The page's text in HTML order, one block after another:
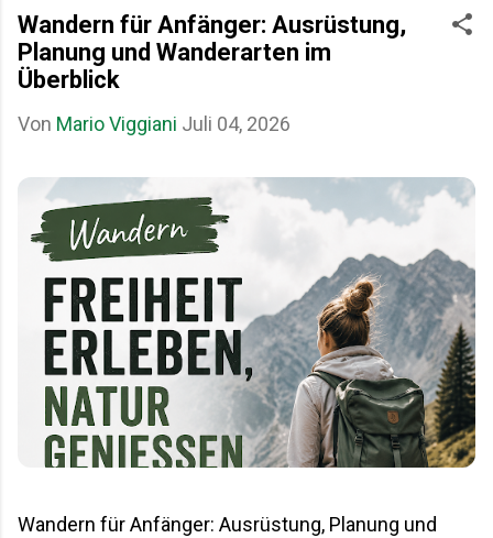
Wandern für Anfänger: Ausrüstung,
Planung und Wanderarten im
Überblick
Von Mario Viggiani Juli 04, 2026
Wandern für Anfänger: Ausrüstung, Planung und